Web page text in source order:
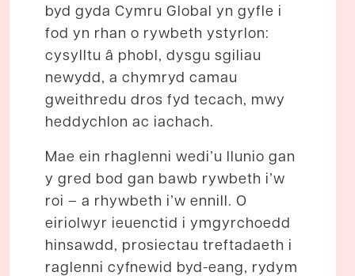
byd gyda Cymru Global yn gyfle i
fod yn rhan o rywbeth ystyrlon:
cysylltu â phobl, dysgu sgiliau
newydd, a chymryd camau
gweithredu dros fyd tecach, mwy
heddychlon ac iachach.
Mae ein rhaglenni wedi’u llunio gan
y gred bod gan bawb rywbeth i’w
roi – a rhywbeth i’w ennill. O
eiriolwyr ieuenctid i ymgyrchoedd
hinsawdd, prosiectau treftadaeth i
raglenni cyfnewid byd-eang, rydym